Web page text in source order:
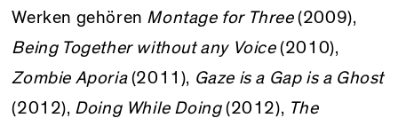
Werken gehören Montage for Three(2009),
Being Together without any Voice(2010),
Zombie Aporia(2011), Gaze is a Gap is a Ghost
(2012), Doing While Doing(2012), The